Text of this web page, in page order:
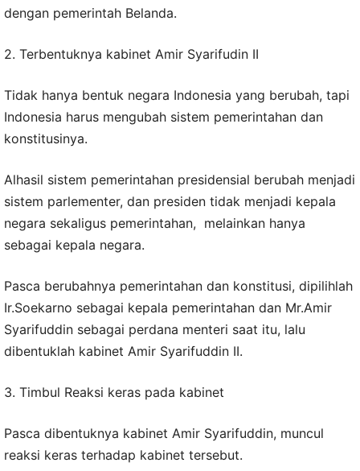
dengan pemerintah Belanda.
2. Terbentuknya kabinet Amir Syarifudin II
Tidak hanya bentuk negara Indonesia yang berubah, tapi
Indonesia harus mengubah sistem pemerintahan dan
konstitusinya.
Alhasil sistem pemerintahan presidensial berubah menjadi
sistem parlementer, dan presiden tidak menjadi kepala
negara sekaligus pemerintahan, melainkan hanya
sebagai kepala negara.
Pasca berubahnya pemerintahan dan konstitusi, dipilihlah
Ir.Soekarno sebagai kepala pemerintahan dan Mr.Amir
Syarifuddin sebagai perdana menteri saat itu, lalu
dibentuklah kabinet Amir Syarifuddin II.
3. Timbul Reaksi keras pada kabinet
Pasca dibentuknya kabinet Amir Syarifuddin, muncul
reaksi keras terhadap kabinet tersebut.